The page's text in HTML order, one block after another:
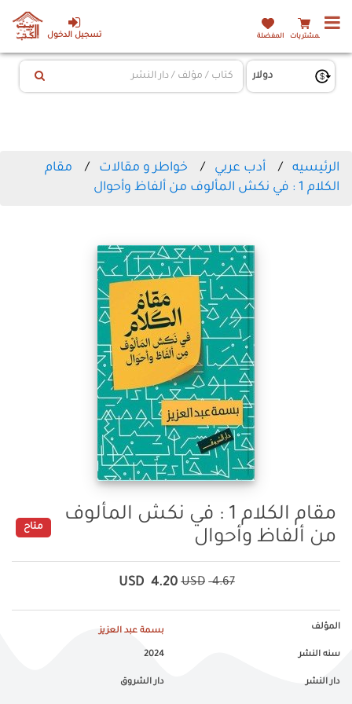
تسجيل الدخول المشتريات المفضلة
الرئيسيه أدب عربي خواطر و مقالات
مقام
الكلام 1 : في نكش المألوف من ألفاظ وأحوال
مقام الكلام 1 : في نكش المألوف
من ألفاظ وأحوال
متاح
4.67
USD
4.20
USD
المؤلف بسمة عبد العزيز
سنه النشر 2024
دار النشر دار الشروق